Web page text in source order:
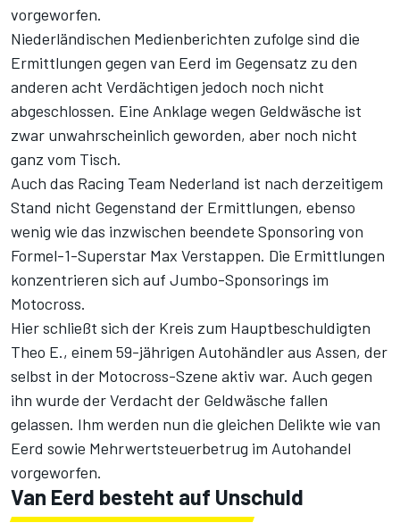
vorgeworfen.
Niederländischen Medienberichten zufolge sind die
Ermittlungen gegen van Eerd im Gegensatz zu den
anderen acht Verdächtigen jedoch noch nicht
abgeschlossen. Eine Anklage wegen Geldwäsche ist
zwar unwahrscheinlich geworden, aber noch nicht
ganz vom Tisch.
Auch das Racing Team Nederland ist nach derzeitigem
Stand nicht Gegenstand der Ermittlungen, ebenso
wenig wie das inzwischen beendete Sponsoring von
Formel-1-Superstar Max Verstappen. Die Ermittlungen
konzentrieren sich auf Jumbo-Sponsorings im
Motocross.
Hier schließt sich der Kreis zum Hauptbeschuldigten
Theo E., einem 59-jährigen Autohändler aus Assen, der
selbst in der Motocross-Szene aktiv war. Auch gegen
ihn wurde der Verdacht der Geldwäsche fallen
gelassen. Ihm werden nun die gleichen Delikte wie van
Eerd sowie Mehrwertsteuerbetrug im Autohandel
vorgeworfen.
Van Eerd besteht auf Unschuld